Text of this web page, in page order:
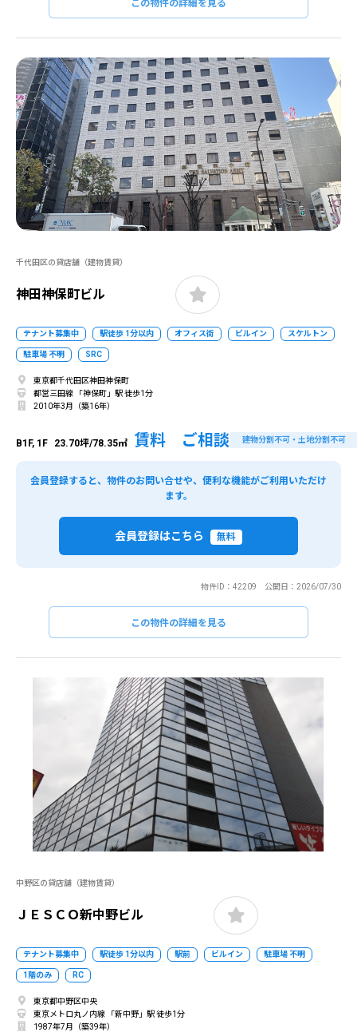
この物件の詳細を見る
千代田区の貸店舗（建物賃貸）
神田神保町ビル
テナント募集中 駅徒歩 1分以内 オフィス街 ビルイン スケルトン
駐車場 不明 SRC
東京都千代田区神田神保町
都営三田線 「神保町」駅 徒歩1分
2010年3月（築16年）
B1F, 1F 23.70坪/78.35㎡ 賃料 ご相談 建物分割不可・土地分割不可
会員登録すると、物件のお問い合せや、便利な機能がご利用いただけ
ます。
会員登録はこちら 無料
物件ID：42209 公開日：2026/07/30
この物件の詳細を見る
中野区の貸店舗（建物賃貸）
ＪＥＳＣＯ新中野ビル
テナント募集中 駅徒歩 1分以内 駅前 ビルイン 駐車場 不明
1階のみ RC
東京都中野区中央
東京メトロ丸ノ内線 「新中野」駅 徒歩1分
1987年7月（築39年）